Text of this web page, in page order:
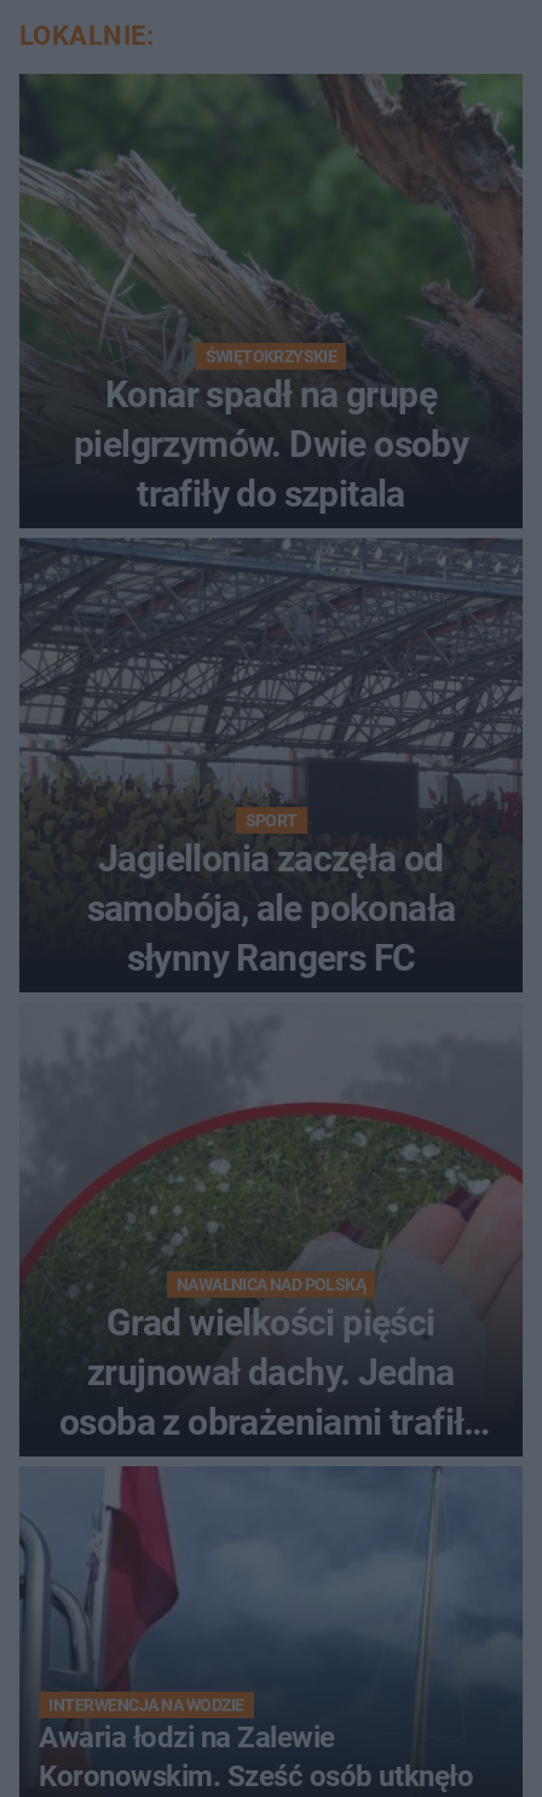
LOKALNIE:
ŚWIĘTOKRZYSKIE
Konar spadł na grupę
pielgrzymów. Dwie osoby
trafiły do szpitala
SPORT
Jagiellonia zaczęła od
samobója, ale pokonała
słynny Rangers FC
NAWAŁNICA NAD POLSKĄ
Grad wielkości pięści
zrujnował dachy. Jedna
osoba z obrażeniami trafiła
do szpitala
INTERWENCJA NA WODZIE
Awaria łodzi na Zalewie
Koronowskim. Sześć osób utknęło